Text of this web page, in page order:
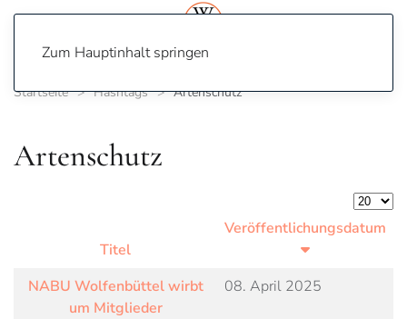
Zum Hauptinhalt springen
Startseite Hashtags Artenschutz
Artenschutz
Titel
Veröffentlichungsdatum
NABU Wolfenbüttel wirbt
um Mitglieder
08. April 2025